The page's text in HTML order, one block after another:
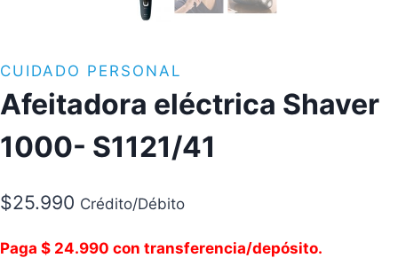
CUIDADO PERSONAL
Afeitadora eléctrica Shaver
1000- S1121/41
$25.990 Crédito/Débito
Paga $ 24.990 con transferencia/depósito.